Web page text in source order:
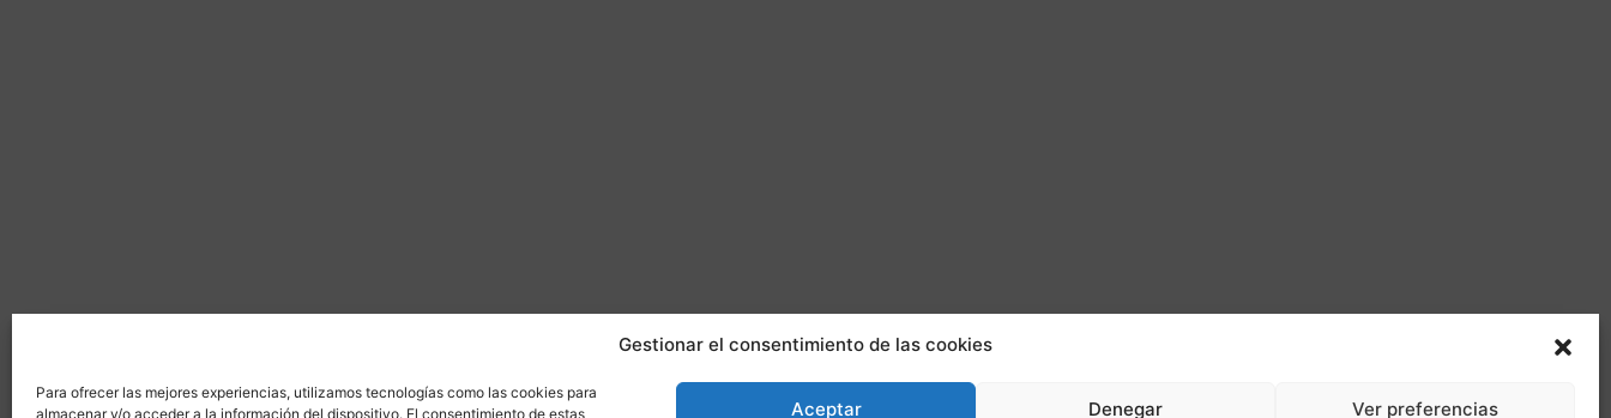
Gestionar el consentimiento de las cookies
Para ofrecer las mejores experiencias, utilizamos tecnologías como las cookies para
almacenar y/o acceder a la información del dispositivo. El consentimiento de estas
Aceptar Denegar Ver preferencias